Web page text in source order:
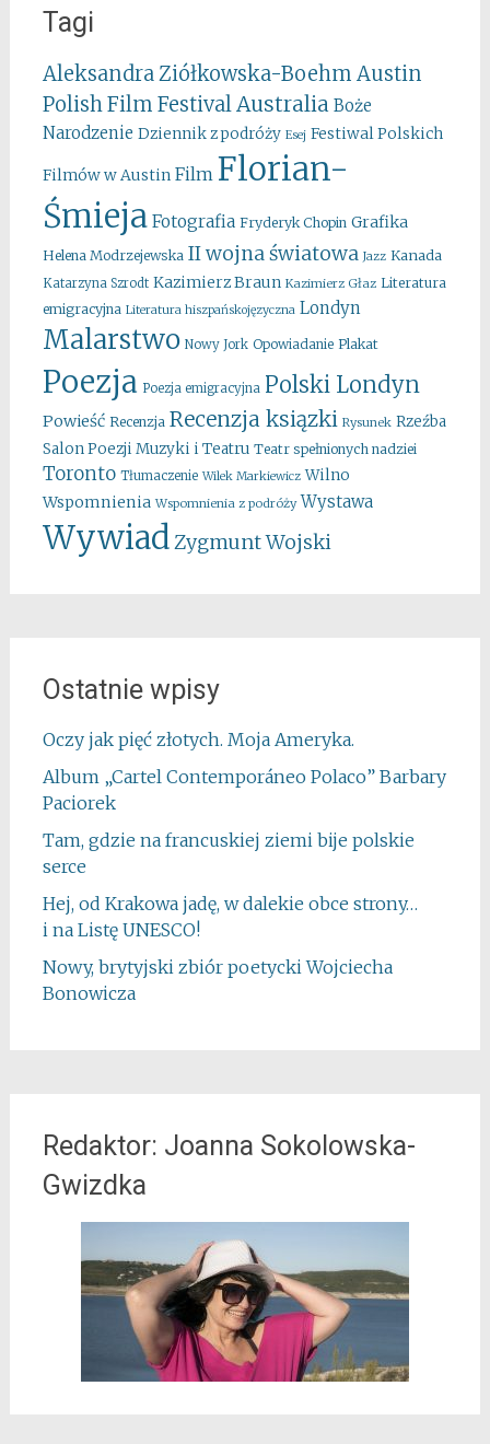
Tagi
Aleksandra Ziółkowska-Boehm Austin
Polish Film FestivalAustralia Boże
Narodzenie Dziennik z podróży Esej Festiwal Polskich
Filmów w Austin Film Florian-
Śmieja Fotografia Fryderyk Chopin Grafika
Helena Modrzejewska II wojna światowa Jazz Kanada
Katarzyna Szrodt Kazimierz Braun Kazimierz Głaz Literatura
emigracyjna Literatura hiszpańskojęzyczna Londyn
Malarstwo Nowy Jork Opowiadanie Plakat
Poezja Poezja emigracyjna Polski Londyn
Powieść Recenzja Recenzja ksiązki Rysunek Rzeźba
Salon Poezji Muzyki i Teatru Teatr spełnionych nadziei
Toronto Tłumaczenie Wilek Markiewicz Wilno
Wspomnienia Wspomnienia z podróży Wystawa
WywiadZygmunt Wojski
Ostatnie wpisy
Oczy jak pięć złotych. Moja Ameryka.
Album „Cartel Contemporáneo Polaco” Barbary
Paciorek
Tam, gdzie na francuskiej ziemi bije polskie
serce
Hej, od Krakowa jadę, w dalekie obce strony…
i na Listę UNESCO!
Nowy, brytyjski zbiór poetycki Wojciecha
Bonowicza
Redaktor: Joanna Sokolowska-
Gwizdka